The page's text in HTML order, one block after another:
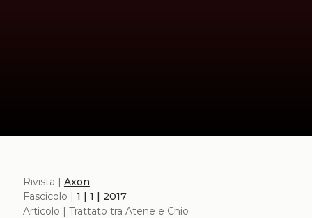
Rivista | Axon
Fascicolo | 1 | 1 | 2017
Articolo | Trattato tra Atene e Chio